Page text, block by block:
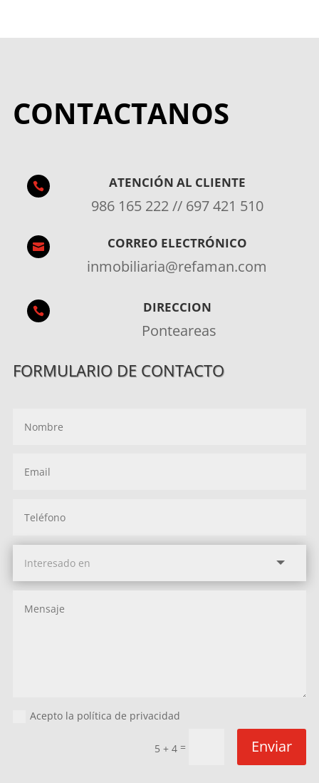
CONTACTANOS
 ATENCIÓN AL CLIENTE
986 165 222 // 697 421 510
 CORREO ELECTRÓNICO
inmobiliaria@refaman.com
 DIRECCION
Ponteareas
FORMULARIO DE CONTACTO
Acepto la política de privacidad
5 + 4 = Enviar